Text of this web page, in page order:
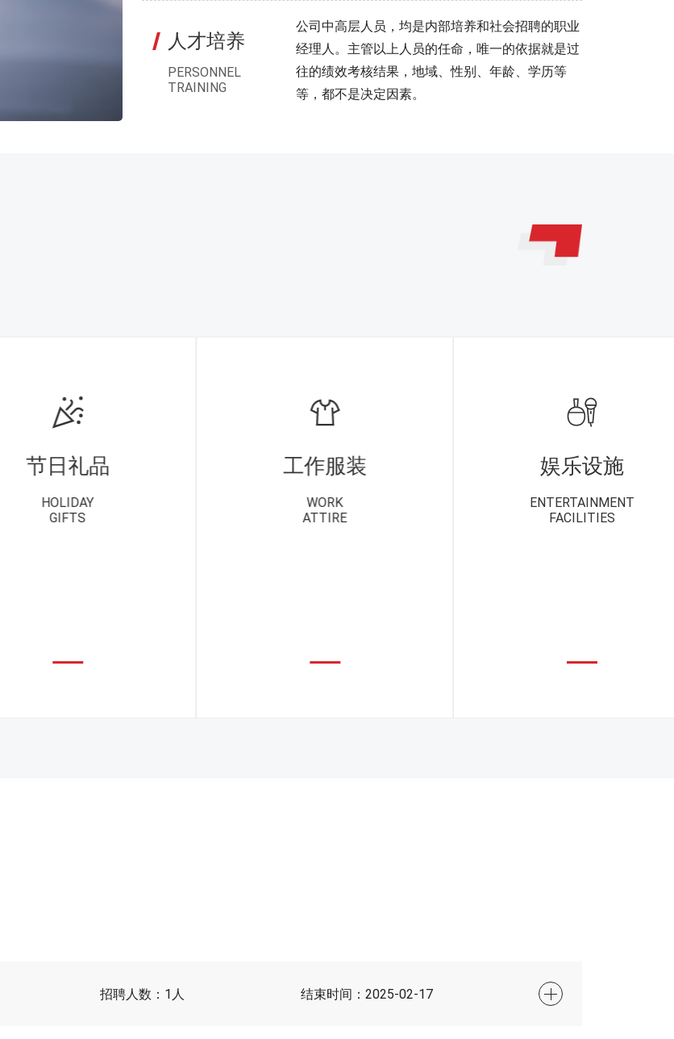
人才培养
PERSONNEL
TRAINING
公司中高层人员，均是内部培养和社会招聘的职业
经理人。主管以上人员的任命，唯一的依据就是过
往的绩效考核结果，地域、性别、年龄、学历等
等，都不是决定因素。
节日礼品
HOLIDAY
GIFTS
工作服装
WORK
ATTIRE
娱乐设施
ENTERTAINMENT
FACILITIES
招聘人数： 1人 结束时间：2025-02-17